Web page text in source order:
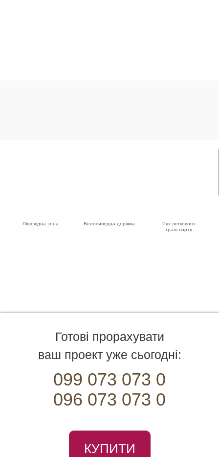
Пішохідна зона Велосипедна доріжка
Рух легкового
транспорту
Готові прорахувати
ваш проект уже сьогодні:
099 073 073 0
096 073 073 0
КУПИТИ